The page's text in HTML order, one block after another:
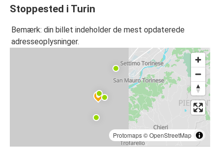
Stoppested i Turin
Bemærk: din billet indeholder de mest opdaterede
adresseoplysninger.
Protomaps©OpenStreetMap